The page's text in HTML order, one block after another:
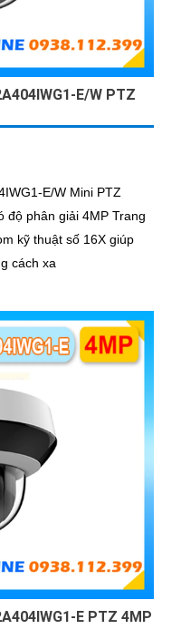
E/W PTZ
E/W Mini PTZ
độ phân giải 4MP Trang
kỹ thuật số 16X giúp
cách xa
E PTZ 4MP